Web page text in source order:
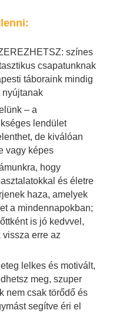
színes
csapatunknak
táboraink mindig
nyújtanak
– a
lendület
de kiválóan
vagy képes
hogy
és életre
haza, amelyek
a mindennapokban;
is jó kedvvel,
erre az
lelkes és motivált,
meg, szuper
nem csak törődő és
segítve éri el